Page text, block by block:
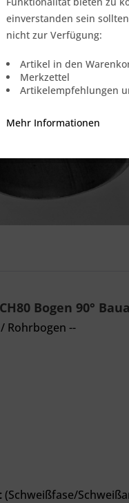
Bogen 90°
Rohrbogen --
(Schweißfase/
einverstanden sein
nicht zur Verfügung:
Artikel in den
Merkzettel
Artikelempfehlungen
Mehr Informationen